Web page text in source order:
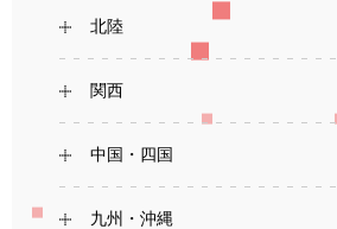
北陸
関西
中国・四国
九州・沖縄